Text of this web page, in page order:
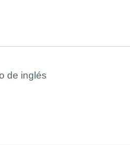
de inglés